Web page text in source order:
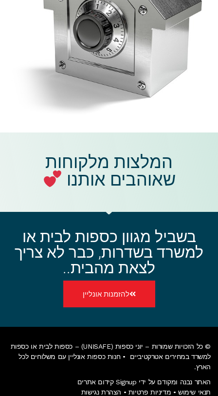
המלצות מלקוחות
שאוהבים אותנו
בשביל מגוון כספות לבית או
למשרד בשדרות, כבר לא צריך
לצאת מהבית..
להזמנות אונליין
© כל הזכויות שמורות – יוני כספות (UNISAFE) – כספות לבית או כספות
למשרד במחירים אטרקטיביים •חנות כספות אונליין עם משלוחים לכל
הארץ.
האתר נבנה ומקודם על ידי Signup קידום אתרים
תנאי שימוש • מדיניות פרטיות • הצהרת נגישות